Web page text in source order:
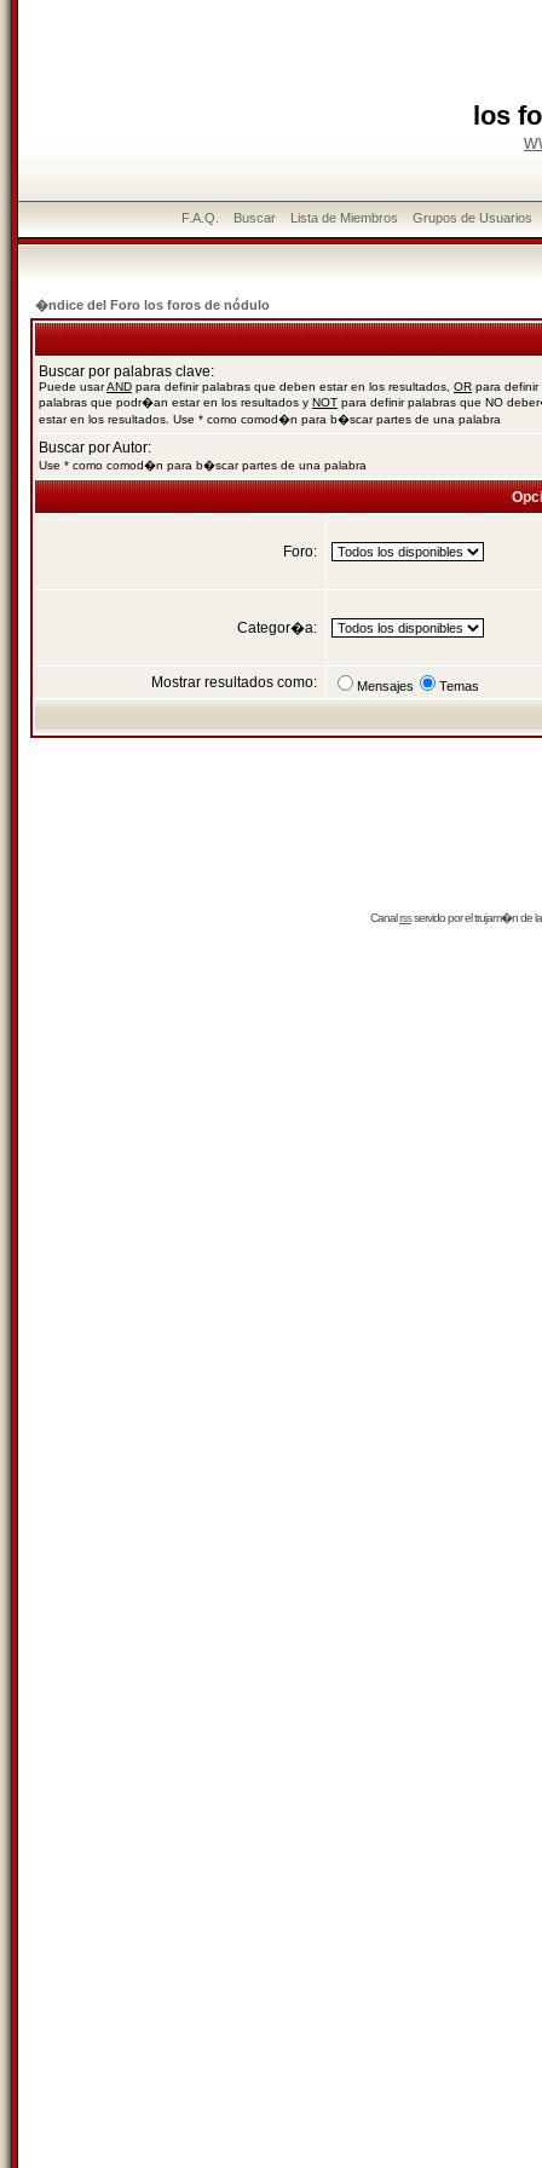
los
F.A.Q. Buscar Lista de Miembros Grupos de Usuarios
�ndice del Foro los foros de nódulo
Buscar por palabras clave:
Puede usarAND para definir palabras que deben estar en los resultados, OR para definir
palabras que podr�an estar en los resultados y NOT para definir palabras que NO
estar en los resultados. Use * como comod�n para b�scar partes de una palabra
Buscar por Autor:
Use * como comod�n para b�scar partes de una palabra
Foro:
Categor�a:
Mostrar resultados como: Mensajes Temas
Canalrssservido por eltrujam�nde